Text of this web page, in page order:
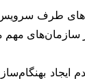
طرف
سازمان‌های مهم
ایجاد